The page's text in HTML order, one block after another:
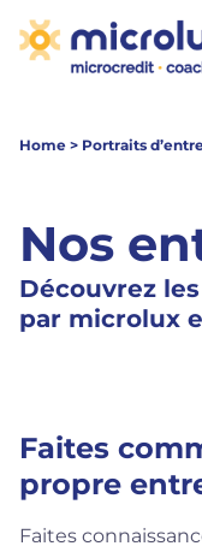
Home > Portraits
Nos
Découvrez
par microlux
Faites
propre
Faites